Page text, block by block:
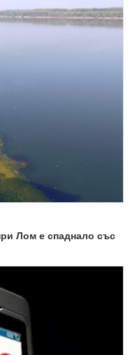
Лом е спаднало със